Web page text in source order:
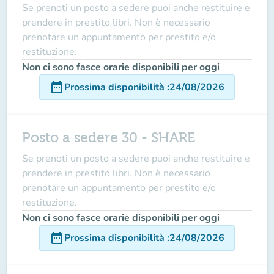
Se prenoti un posto a sedere puoi anche restituire e
prendere in prestito libri. Non è necessario
prenotare un appuntamento per prestito e/o
restituzione.
Non ci sono fasce orarie disponibili per oggi
date_rangeProssima disponibilità :24/08/2026
Posto a sedere 30 - SHARE
Se prenoti un posto a sedere puoi anche restituire e
prendere in prestito libri. Non è necessario
prenotare un appuntamento per prestito e/o
restituzione.
Non ci sono fasce orarie disponibili per oggi
date_rangeProssima disponibilità :24/08/2026